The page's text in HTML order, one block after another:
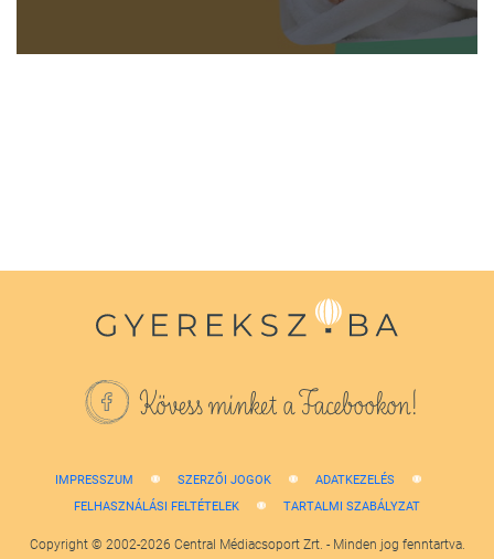
Kövess minket a Facebookon!
IMPRESSZUM SZERZŐI JOGOK
ADATKEZELÉS
FELHASZNÁLÁSI FELTÉTELEK
TARTALMI SZABÁLYZAT
Copyright © 2002-2026 Central Médiacsoport Zrt. - Minden jog fenntartva.